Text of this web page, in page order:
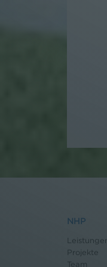
NHP
Projekte
Team